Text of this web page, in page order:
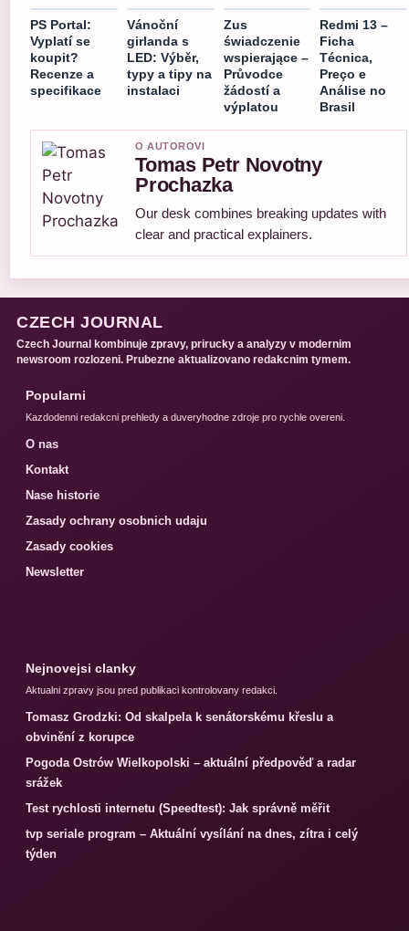
PS Portal:
Vyplatí se
koupit?
Recenze a
specifikace
Vánoční
girlanda s
LED: Výběr,
typy a tipy na
instalaci
Zus
świadczenie
wspierające –
Průvodce
žádostí a
výplatou
Redmi 13 –
Ficha
Técnica,
Preço e
Análise no
Brasil
O AUTOROVI
Tomas Petr Novotny
Prochazka
Our desk combines breaking updates with
clear and practical explainers.
CZECH JOURNAL
Czech Journal kombinuje zpravy, prirucky a analyzy v modernim
newsroom rozlozeni. Prubezne aktualizovano redakcnim tymem.
Popularni
Kazdodenni redakcni prehledy a duveryhodne zdroje pro rychle overeni.
O nas
Kontakt
Nase historie
Zasady ochrany osobnich udaju
Zasady cookies
Newsletter
Nejnovejsi clanky
Aktualni zpravy jsou pred publikaci kontrolovany redakci.
Tomasz Grodzki: Od skalpela k senátorskému křeslu a
obvinění z korupce
Pogoda Ostrów Wielkopolski – aktuální předpověď a radar
srážek
Test rychlosti internetu (Speedtest): Jak správně měřit
tvp seriale program – Aktuální vysílání na dnes, zítra i celý
týden